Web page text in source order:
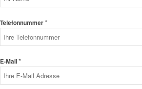
Telefonnummer*
E-Mail*